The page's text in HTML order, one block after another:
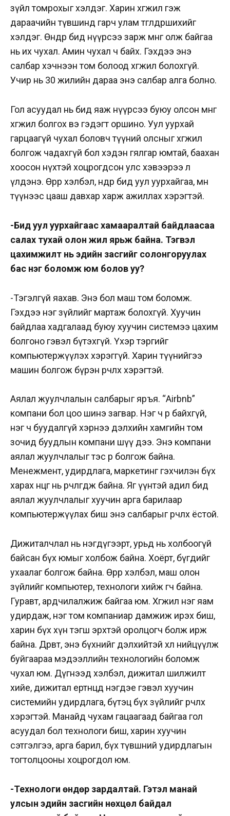
зүйл томрохыг хэлдэг. Харин хөгжил гэж
дараачийн түвшинд гарч улам төгөлдөршихийг
хэлдэг. Өнөөдөр бид нүүрсээ зарж мөнгө олж байгаа
нь их чухал. Амин чухал ч байх. Гэхдээ энэ
салбар хэчнээн том болоод хөгжил болохгүй.
Учир нь 30 жилийн дараа энэ салбар алга болно.
Гол асуудал нь бид яаж нүүрсээ буюу олсон мөнгөө
хөгжил болгох вэ гэдэгт оршино. Уул уурхай
гарцаагүй чухал боловч түүний олсныг хөгжил
болгож чадахгүй бол хэдэн гялгар юмтай, баахан
хоосон нүхтэй хоцрогдсон улс хэвээрээ л
үлдэнэ. Өөрөөр хэлбэл, өнөөдөр бид уул уурхайгаа, мөн
түүнээс цааш давхар харж ажиллах хэрэгтэй.
-Бид уул уурхайгаас хамааралтай байдлаасаа
салах тухай олон жил ярьж байна. Тэгвэл
цахимжилт нь эдийн засгийг солонгоруулах
бас нэг боломж юм болов уу?
-Тэгэлгүй яахав. Энэ бол маш том боломж.
Гэхдээ нэг зүйлийг мартаж болохгүй. Хуучин
байдлаа хадгалаад буюу хуучин системээ цахим
болгоно гэвэл бүтэхгүй. Үхэр тэргийг
компьютержүүлэх хэрэггүй. Харин түүнийгээ
машин болгож бүрэн өөрчлөх хэрэгтэй.
Аялал жуулчлалын салбарыг яръя. “Airbnb”
компани бол цоо шинэ загвар. Нэг ч өрөө байхгүй,
нэг ч буудалгүй хэрнээ дэлхийн хамгийн том
зочид буудлын компани шүү дээ. Энэ компани
аялал жуулчлалыг тэс өөр болгож байна.
Менежмент, удирдлага, маркетинг гэхчилэн бүх
харах өнцөг нь өөрчлөгдөж байна. Яг үүнтэй адил бид
аялал жуулчлалыг хуучин арга барилаар
компьютержүүлах биш энэ салбарыг өөрчлөх ёстой.
Дижиталчлал нь нэгдүгээрт, урьд нь холбоогүй
байсан бүх юмыг холбож байна. Хоёрт, бүгдийг
ухаалаг болгож байна. Өөрөөр хэлбэл, маш олон
зүйлийг компьютер, технологи хийж өгч байна.
Гуравт, ардчилалжиж байгаа юм. Хөгжил нэг яам
удирдаж, нэг том компаниар дамжиж ирэх биш,
харин бүх хүн тэгш эрхтэй оролцогч болж ирж
байна. Дөрөвт, энэ бүхнийг дэлхийтэй хөл нийцүүлж
буйгаараа мэдээллийн технологийн боломж
чухал юм. Дүгнээд хэлбэл, дижитал шилжилт
хийе, дижитал ертөнцөд нэгдэе гэвэл хуучин
системийн удирдлага, бүтэц бүх зүйлийг өөрчлөх
хэрэгтэй. Манайд чухам гацаагаад байгаа гол
асуудал бол технологи биш, харин хуучин
сэтгэлгээ, арга барил, бүх түвшний удирдлагын
тогтолцооны хоцрогдол юм.
-Технологи өндөр зардалтай. Гэтэл манай
улсын эдийн засгийн нөхцөл байдал